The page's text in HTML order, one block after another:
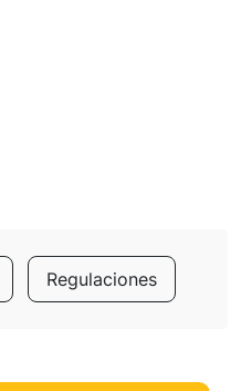
Regulaciones